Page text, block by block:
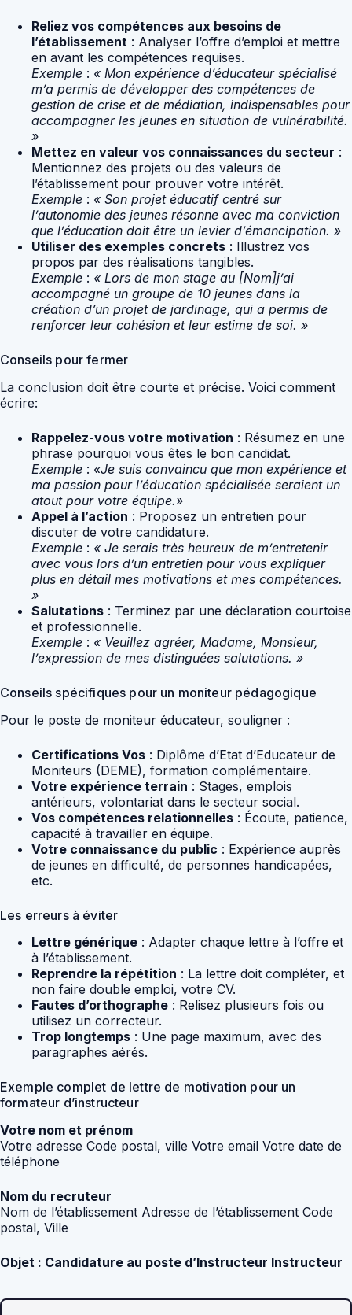
Reliez vos compétences aux besoins de
l’établissement : Analyser l’offre d’emploi et mettre
en avant les compétences requises.
Exemple : « Mon expérience d’éducateur spécialisé
m’a permis de développer des compétences de
gestion de crise et de médiation, indispensables pour
accompagner les jeunes en situation de vulnérabilité.
»
Mettez en valeur vos connaissances du secteur :
Mentionnez des projets ou des valeurs de
l’établissement pour prouver votre intérêt.
Exemple : « Son projet éducatif centré sur
l’autonomie des jeunes résonne avec ma conviction
que l’éducation doit être un levier d’émancipation. »
Utiliser des exemples concrets : Illustrez vos
propos par des réalisations tangibles.
Exemple : « Lors de mon stage au [Nom]j’ai
accompagné un groupe de 10 jeunes dans la
création d’un projet de jardinage, qui a permis de
renforcer leur cohésion et leur estime de soi. »
Conseils pour fermer
La conclusion doit être courte et précise. Voici comment
écrire:
Rappelez-vous votre motivation : Résumez en une
phrase pourquoi vous êtes le bon candidat.
Exemple : «Je suis convaincu que mon expérience et
ma passion pour l’éducation spécialisée seraient un
atout pour votre équipe.»
Appel à l’action : Proposez un entretien pour
discuter de votre candidature.
Exemple : « Je serais très heureux de m’entretenir
avec vous lors d’un entretien pour vous expliquer
plus en détail mes motivations et mes compétences.
»
Salutations : Terminez par une déclaration courtoise
et professionnelle.
Exemple : « Veuillez agréer, Madame, Monsieur,
l’expression de mes distinguées salutations. »
Conseils spécifiques pour un moniteur pédagogique
Pour le poste de moniteur éducateur, souligner :
Certifications Vos : Diplôme d’Etat d’Educateur de
Moniteurs (DEME), formation complémentaire.
Votre expérience terrain : Stages, emplois
antérieurs, volontariat dans le secteur social.
Vos compétences relationnelles : Écoute, patience,
capacité à travailler en équipe.
Votre connaissance du public : Expérience auprès
de jeunes en difficulté, de personnes handicapées,
etc.
Les erreurs à éviter
Lettre générique : Adapter chaque lettre à l’offre et
à l’établissement.
Reprendre la répétition : La lettre doit compléter, et
non faire double emploi, votre CV.
Fautes d’orthographe : Relisez plusieurs fois ou
utilisez un correcteur.
Trop longtemps : Une page maximum, avec des
paragraphes aérés.
Exemple complet de lettre de motivation pour un
formateur d’instructeur
Votre nom et prénom
Votre adresse Code postal, ville Votre email Votre date de
téléphone
Nom du recruteur
Nom de l’établissement Adresse de l’établissement Code
postal, Ville
Objet : Candidature au poste d’Instructeur Instructeur